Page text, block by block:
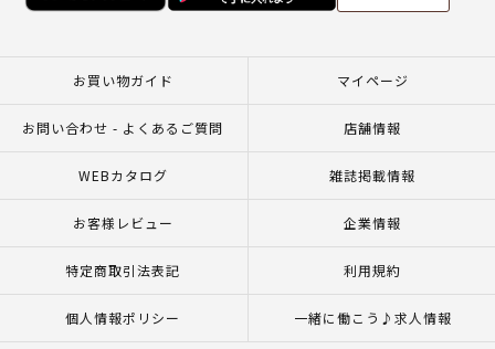
お買い物ガイド マイページ
お問い合わせ - よくあるご質問 店舗情報
WEBカタログ 雑誌掲載情報
お客様レビュー 企業情報
特定商取引法表記 利用規約
個人情報ポリシー 一緒に働こう♪求人情報